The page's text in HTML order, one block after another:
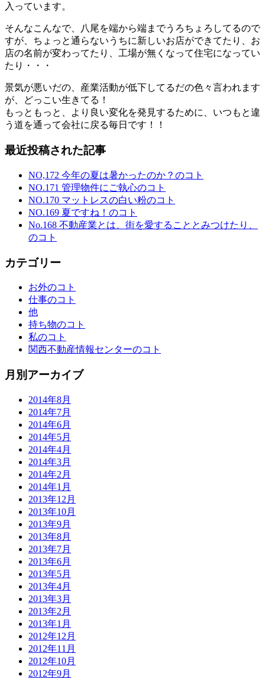
入っています。
そんなこんなで、八尾を端から端までうろちょろしてるので
すが、ちょっと通らないうちに新しいお店ができてたり、お
店の名前が変わってたり、工場が無くなって住宅になってい
たり・・・
景気が悪いだの、産業活動が低下してるだの色々言われます
が、どっこい生きてる！
もっともっと、より良い変化を発見するために、いつもと違
う道を通って会社に戻る毎日です！！
最近投稿された記事
NO,172 今年の夏は暑かったのか？のコト
NO.171 管理物件にご執心のコト
NO.170 マットレスの白い粉のコト
NO.169 夏ですね！のコト
No.168 不動産業とは、街を愛することとみつけたり、
のコト
カテゴリー
お外のコト
仕事のコト
他
持ち物のコト
私のコト
関西不動産情報センターのコト
月別アーカイブ
2014年8月
2014年7月
2014年6月
2014年5月
2014年4月
2014年3月
2014年2月
2014年1月
2013年12月
2013年10月
2013年9月
2013年8月
2013年7月
2013年6月
2013年5月
2013年4月
2013年3月
2013年2月
2013年1月
2012年12月
2012年11月
2012年10月
2012年9月